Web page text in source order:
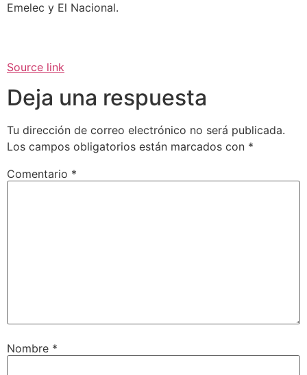
Emelec y El Nacional.
Source link
Deja una respuesta
Tu dirección de correo electrónico no será publicada.
Los campos obligatorios están marcados con *
Comentario *
Nombre *